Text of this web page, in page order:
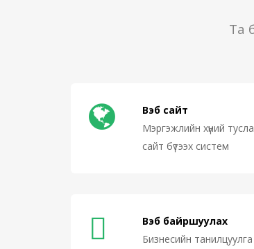
Та
Вэб сайт
Мэргэжлийн хүний
сайт бүтээх систем
Вэб байршуулах
Бизнесийн